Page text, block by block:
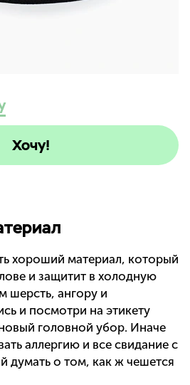
Хочу!
хороший материал, который
и защитит в холодную
шерсть, ангору и
и посмотри на этикету
головной убор. Иначе
аллергию и все свидание с
думать о том, как ж чешется